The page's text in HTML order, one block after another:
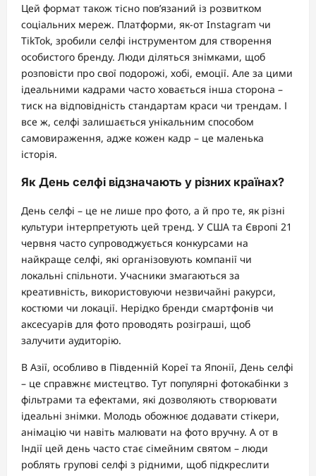
Цей формат також тісно пов’язаний із розвитком
соціальних мереж. Платформи, як-от Instagram чи
TikTok, зробили селфі інструментом для створення
особистого бренду. Люди діляться знімками, щоб
розповісти про свої подорожі, хобі, емоції. Але за цими
ідеальними кадрами часто ховається інша сторона –
тиск на відповідність стандартам краси чи трендам. І
все ж, селфі залишається унікальним способом
самовираження, адже кожен кадр – це маленька
історія.
Як День селфі відзначають у різних країнах?
День селфі – це не лише про фото, а й про те, як різні
культури інтерпретують цей тренд. У США та Європі 21
червня часто супроводжується конкурсами на
найкраще селфі, які організовують компанії чи
локальні спільноти. Учасники змагаються за
креативність, використовуючи незвичайні ракурси,
костюми чи локації. Нерідко бренди смартфонів чи
аксесуарів для фото проводять розіграші, щоб
залучити аудиторію.
В Азії, особливо в Південній Кореї та Японії, День селфі
– це справжнє мистецтво. Тут популярні фотокабінки з
фільтрами та ефектами, які дозволяють створювати
ідеальні знімки. Молодь обожнює додавати стікери,
анімацію чи навіть малювати на фото вручну. А от в
Індії цей день часто стає сімейним святом – люди
роблять групові селфі з рідними, щоб підкреслити